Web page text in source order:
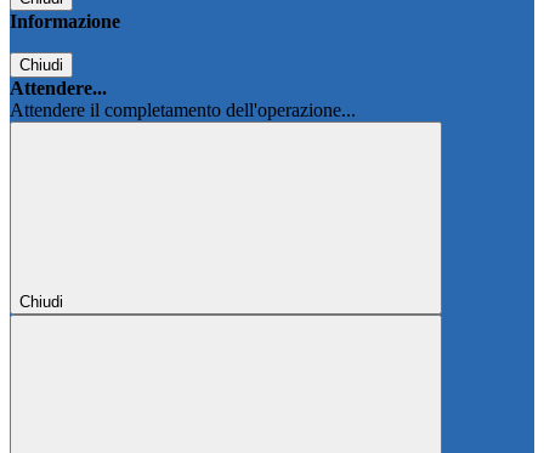
Informazione
Chiudi
Attendere...
Attendere il completamento dell'operazione...
Chiudi